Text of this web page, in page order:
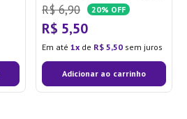
Plastic
R$ 6,90 20% OFF
R$ 5,50
Em até 1 de R$ 5,50 sem juros
Adicionar ao carrinho